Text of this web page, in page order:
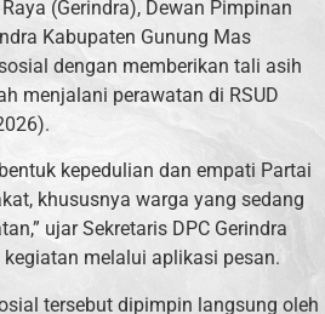
(Gerindra), Dewan Pimpinan
Kabupaten Gunung Mas
dengan memberikan tali asih
menjalani perawatan di RSUD
kepedulian dan empati Partai
khususnya warga yang sedang
ujar Sekretaris DPC Gerindra
melalui aplikasi pesan.
tersebut dipimpin langsung oleh